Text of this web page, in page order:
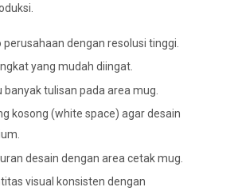
perusahaan dengan resolusi tinggi.
yang mudah diingat.
banyak tulisan pada area mug.
kosong (white space) agar desain
desain dengan area cetak mug.
visual konsisten dengan